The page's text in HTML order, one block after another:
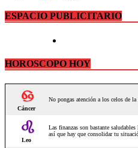
ESPACIO PUBLICITARIO
HOROSCOPO HOY